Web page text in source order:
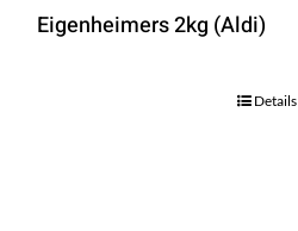
Eigenheimers 2kg (Aldi)
Details